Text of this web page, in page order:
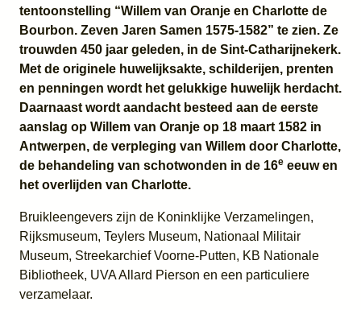
tentoonstelling “Willem van Oranje en Charlotte de
Bourbon. Zeven Jaren Samen 1575-1582” te zien. Ze
trouwden 450 jaar geleden, in de Sint-Catharijnekerk.
Met de originele huwelijksakte, schilderijen, prenten
en penningen wordt het gelukkige huwelijk herdacht.
Daarnaast wordt aandacht besteed aan de eerste
aanslag op Willem van Oranje op 18 maart 1582 in
Antwerpen, de verpleging van Willem door Charlotte,
de behandeling van schotwonden in de 16e eeuw en
het overlijden van Charlotte.
Bruikleengevers zijn de Koninklijke Verzamelingen,
Rijksmuseum, Teylers Museum, Nationaal Militair
Museum, Streekarchief Voorne-Putten, KB Nationale
Bibliotheek, UVA Allard Pierson en een particuliere
verzamelaar.